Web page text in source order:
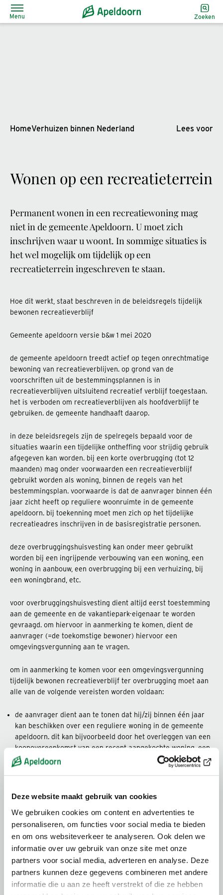
Deze website maakt gebruik van cookies
We gebruiken cookies om content en advertenties te
personaliseren, om functies voor social media te bieden
en om ons websiteverkeer te analyseren. Ook delen we
informatie over uw gebruik van onze site met onze
partners voor social media, adverteren en analyse. Deze
partners kunnen deze gegevens combineren met andere
informatie die u aan ze heeft verstrekt of die ze hebben
Menu Zoeken
HomeVerhuizen binnen Nederland Lees voor
Wonen op een recreatieterrein
Permanent wonen in een recreatiewoning mag
niet in de gemeente Apeldoorn. U moet zich
inschrijven waar u woont. In sommige situaties is
het wel mogelijk om tijdelijk op een
recreatieterrein ingeschreven te staan.
Hoe dit werkt, staat beschreven in de beleidsregels tijdelijk
bewonen recreatieverblijf
Gemeente apeldoorn versie b&w 1 mei 2020
de gemeente apeldoorn treedt actief op tegen onrechtmatige
bewoning van recreatieverblijven. op grond van de
voorschriften uit de bestemmingsplannen is in
recreatieverblijven uitsluitend recreatief verblijf toegestaan.
het is verboden om recreatieverblijven als hoofdverblijf te
gebruiken. de gemeente handhaaft daarop.
in deze beleidsregels zijn de spelregels bepaald voor de
situaties waarin een tijdelijke ontheffing voor strijdig gebruik
afgegeven kan worden. bij een korte overbrugging (tot 12
maanden) mag onder voorwaarden een recreatieverblijf
gebruikt worden als woning, binnen de regels van het
bestemmingsplan. voorwaarde is dat de aanvrager binnen één
jaar zicht heeft op reguliere woonruimte in de gemeente
apeldoorn. bij toekenning moet men zich op het tijdelijke
recreatieadres inschrijven in de basisregistratie personen.
deze overbruggingshuisvesting kan onder meer gebruikt
worden bij een ingrijpende verbouwing van een woning, een
woning in aanbouw, een overbrugging bij een verhuizing, bij
een woningbrand, etc.
voor overbruggingshuisvesting dient altijd eerst toestemming
aan de gemeente en de vakantiepark-eigenaar te worden
gevraagd. om hiervoor in aanmerking te komen, dient de
aanvrager (=de toekomstige bewoner) hiervoor een
omgevingsvergunning aan te vragen.
om in aanmerking te komen voor een omgevingsvergunning
tijdelijk bewonen recreatieverblijf ter overbrugging moet aan
alle van de volgende vereisten worden voldaan:
de aanvrager dient aan te tonen dat hij/zij binnen één jaar
kan beschikken over een reguliere woning in de gemeente
apeldoorn. dit kan bijvoorbeeld door het overleggen van een
koopovereenkomst van een recent aangekochte woning, een
offerte voor een verbouwing of een urgentieverklaring van
recreatieverblijf te gaan wonen;
het recreatieverblijf, waarop de vergunningaanvraag
betrekking heeft, is legaal en moet zijn opgericht met een
vergunning dan wel voldoen aan de vergunningsvrije eisen;
het recreatieverblijf moet naar het oordeel van het
gemeentebestuur voldoen aan redelijke eisen van
bewoonbaarheid (aannemelijk dat voldaan wordt aan de